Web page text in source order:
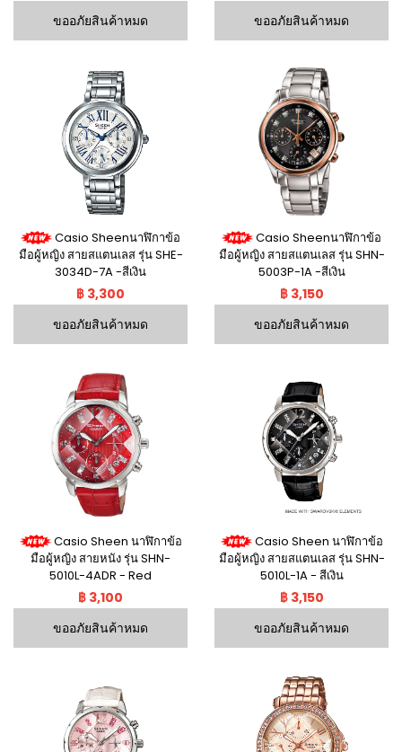
ขออภัยสินค้าหมด
ขออภัยสินค้าหมด
Casio Sheenนาฬิกาข้อ
มือผู้หญิง สายสแตนเลส รุ่น SHE-
3034D-7A -สีเงิน
฿ 3,300
ขออภัยสินค้าหมด
Casio Sheenนาฬิกาข้อ
มือผู้หญิง สายสแตนเลส รุ่น SHN-
5003P-1A -สีเงิน
฿ 3,150
ขออภัยสินค้าหมด
Casio Sheen นาฬิกาข้อ
มือผู้หญิง สายหนัง รุ่น SHN-
5010L-4ADR - Red
฿ 3,100
ขออภัยสินค้าหมด
Casio Sheen นาฬิกาข้อ
มือผู้หญิง สายสแตนเลส รุ่น SHN-
5010L-1A - สีเงิน
฿ 3,150
ขออภัยสินค้าหมด